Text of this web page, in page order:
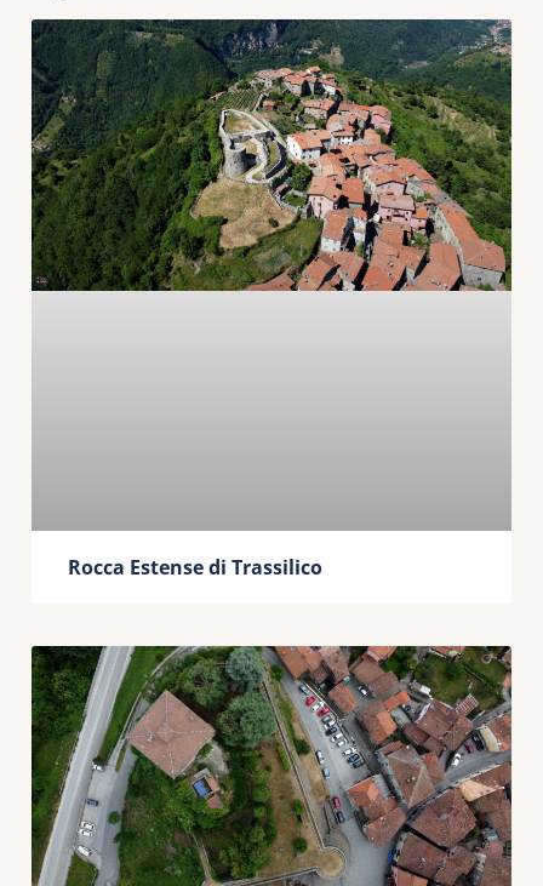
Rocca Estense di Trassilico